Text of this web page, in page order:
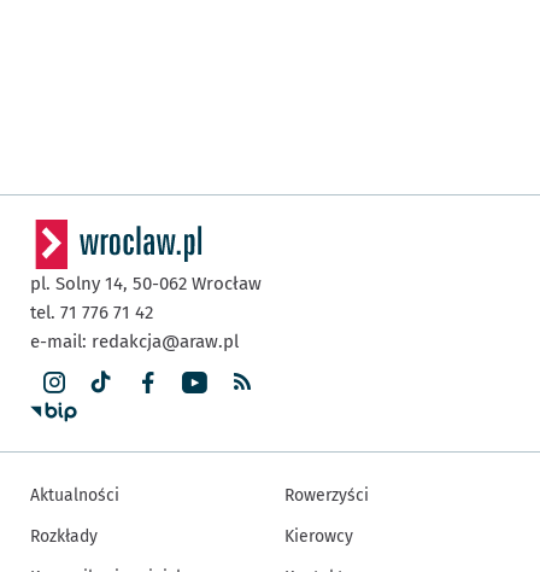
pl. Solny 14, 50-062 Wrocław
tel. 71 776 71 42
e-mail: redakcja@araw.pl
Aktualności
Rozkłady
Rowerzyści
Kierowcy